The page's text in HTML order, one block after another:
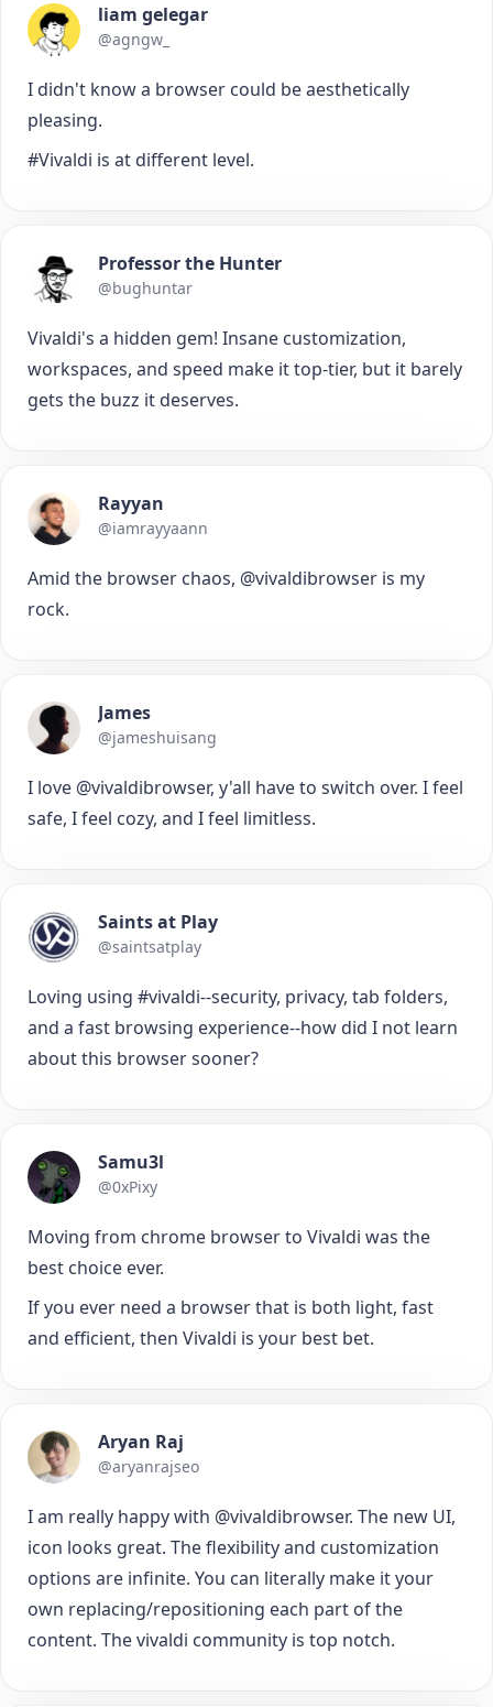
liam gelegar
@agngw_
I didn't know a browser could be aesthetically
pleasing.
#Vivaldi is at different level.
Professor the Hunter
@bughuntar
Vivaldi's a hidden gem! Insane customization,
workspaces, and speed make it top-tier, but it barely
gets the buzz it deserves.
Rayyan
@iamrayyaann
Amid the browser chaos, @vivaldibrowser is my
rock.
James
@jameshuisang
I love @vivaldibrowser, y'all have to switch over. I feel
safe, I feel cozy, and I feel limitless.
Saints at Play
@saintsatplay
Loving using #vivaldi--security, privacy, tab folders,
and a fast browsing experience--how did I not learn
about this browser sooner?
Samu3l
@0xPixy
Moving from chrome browser to Vivaldi was the
best choice ever.
If you ever need a browser that is both light, fast
and efficient, then Vivaldi is your best bet.
Aryan Raj
@aryanrajseo
I am really happy with @vivaldibrowser. The new UI,
icon looks great. The flexibility and customization
options are infinite. You can literally make it your
own replacing/repositioning each part of the
content. The vivaldi community is top notch.